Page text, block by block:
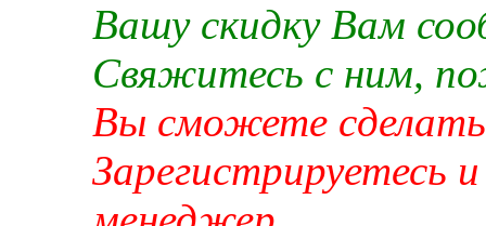
Вашу скидку Вам
Свяжитесь с ним,
Вы сможете сделать
Зарегистрируетесь